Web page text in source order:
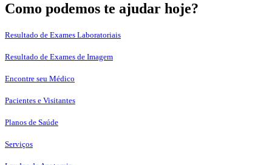
Como podemos te ajudar hoje?
Resultado de Exames Laboratoriais
Resultado de Exames de Imagem
Encontre seu Médico
Pacientes e Visitantes
Planos de Saúde
Serviços